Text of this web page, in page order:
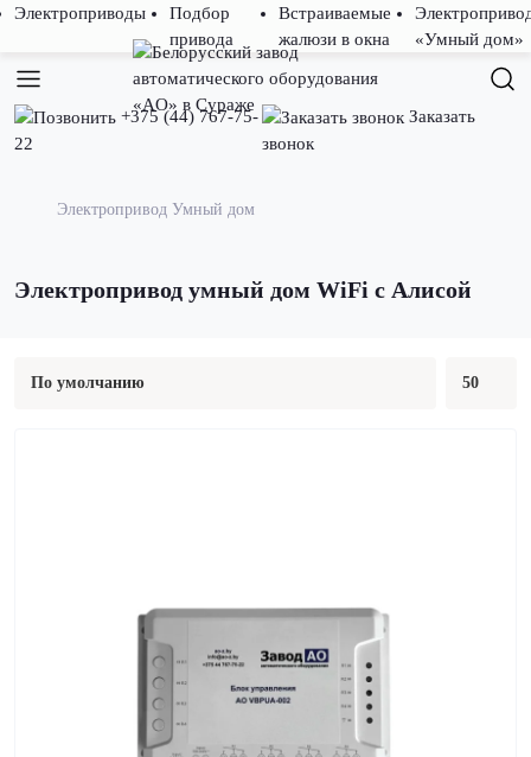
Электроприводы
Подбор
привода
Встраиваемые
жалюзи в окна
«Умный дом»
+375 (44) 767-75-
22
Заказать
звонок
Электропривод Умный дом
Электропривод умный дом WiFi с Алисой